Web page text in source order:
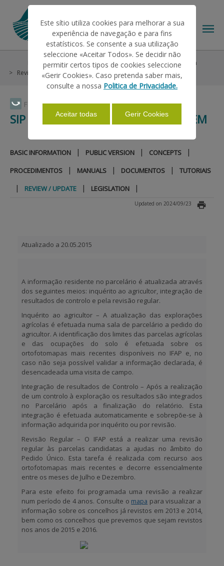
Faça Swipe para ver o menu
HELP/SUPPORT
INFORMATIONS
STATISTICS
BENEFICIARY SUPPORT
Login / Register
Informations Parcel
SIP - Parcel Identification System
Review / update
SIP - PARCEL IDENTIFICATION SYSTEM
BASIC INFORMATION | PUBLIC VERSION | CONCEPTS |
PROCEDIMENTOS | MANUALS | DOCUMENTOS | TUTORIAIS
| REVIEW / UPDATE | LEGISLATION |
Updated on 2024/09/23
Atualizado a 20.05.2015
A informação residente no parcelário é atualizada através
dos seguintes meios: inquérito ao agricultor, integração de
resultados de controlo e pela revisão regular.
Inquérito ao agricultor – A atualização das explorações
agrícolas é efetuada numa sala de parcelário a pedido do
agricultor. A identificação dos limites das parcelas agrícolas
e das ocupações do solo é efetuada sobre os
ortofotomapas mais recentes disponíveis no IFAP e, no
caso não seja possível validar a informação declarada, é
desencadeada uma visita de campo.
Integração de resultados de Controlo – Após a realização
de um controlo à exploração os resultados são integrados
no Parcelário após a finalização do relatório. Esta
integração é efetuada automaticamente e sobrepõe-se à
informação adquirida por inquérito ou por revisão.
Revisão Regular– O IFAP está a realizar uma revisão
regular às parcelas candidatas a ajudas no âmbito do
Pedido Único. Esta tarefa é realizada com recurso aos
ortofotomapas mais recentes e decorre essencialmente
entre os meses de Julho e Dezembro.
Para este efeito foi programada uma revisão a realizar
num período de 4 anos. Consulte o mapa para visualizar a
informação sobre os concelhos já revistos em 2013 e 2014,
bem como os concelhos que prevemos que sejam revistos
nos anos de 2015 e 2016.
Este sítio utiliza cookies para melhorar a sua
experiência de navegação e para fins
estatísticos. Se consente a sua utilização
seleccione «Aceitar Todos». Se decidir não
permitir certos tipos de cookies seleccione
«Gerir Cookies». Caso pretenda saber mais,
consulte a nossa Politica de Privacidade.
Aceitar todas Gerir Cookies